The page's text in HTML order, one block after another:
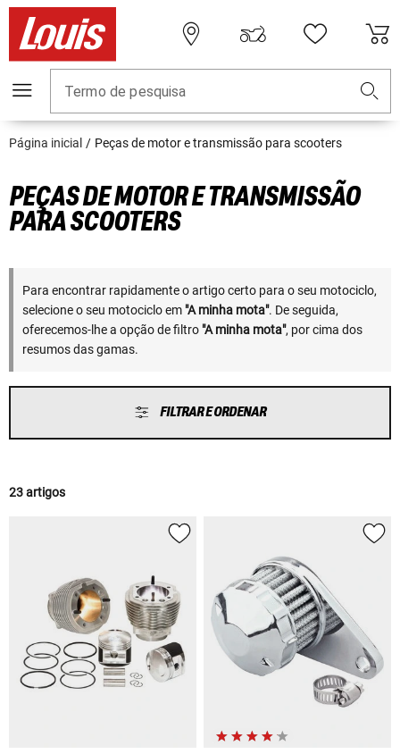
Termo de pesquisa
Página inicial Peças de motor e transmissão para scooters
PEÇAS DE MOTOR E TRANSMISSÃO
PARA SCOOTERS
Para encontrar rapidamente o artigo certo para o seu motociclo,
selecione o seu motociclo em "A minha mota". De seguida,
oferecemos-lhe a opção de filtro "A minha mota", por cima dos
resumos das gamas.
FILTRAR E ORDENAR
23 artigos